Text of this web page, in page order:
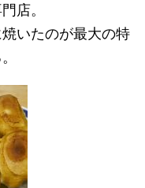
店。
いたのが最大の特